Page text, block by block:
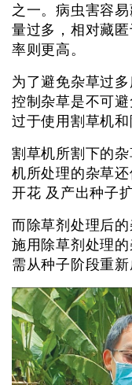
之一。病虫害容
量过多，相对藏
率则更高。
为了避免杂草过
控制杂草是不可
过于使用割草机和
割草机所割下的
机所处理的杂草
开花 及产出种子
而除草剂处理后
施用除草剂处理
需从种子阶段重新